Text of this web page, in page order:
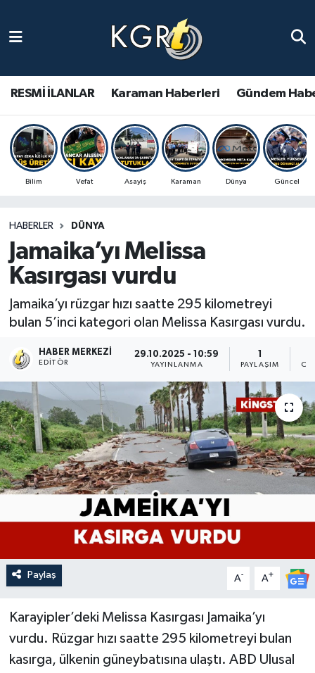
RESMİ İLANLAR Karaman Haberleri Gündem
Bilim Vefat Asayiş Karaman Dünya Güncel
HABERLER DÜNYA
Jamaika’yı Melissa
Kasırgası vurdu
Jamaika’yı rüzgar hızı saatte 295 kilometreyi
bulan 5’inci kategori olan Melissa Kasırgası vurdu.
HABER MERKEZI
EDITÖR
29.10.2025 - 10:59
YAYINLANMA
1
PAYLAŞIM
Paylaş A- A+
Karayipler’deki Melissa Kasırgası Jamaika’yı
vurdu. Rüzgar hızı saatte 295 kilometreyi bulan
kasırga, ülkenin güneybatısına ulaştı. ABD Ulusal
Gündem Haberleri
Güncel Haberler
Spor Haberleri
Ulusal Haberler
Vefat Edenler